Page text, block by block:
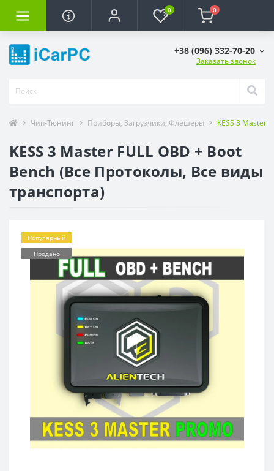
0 0
+38 (096) 332-70-20
Заказать звонок
Чип-Тюнинг Приборы, Загрузчики, Флешеры KESS 3 Master
KESS 3 Master FULL OBD + Boot
Bench (Все Протоколы, Все виды
транспорта)
Популярный
Продано